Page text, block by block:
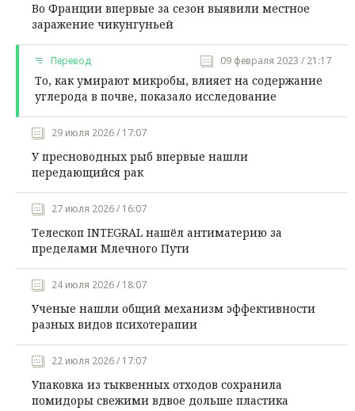
Во Франции впервые за сезон выявили местное
заражение чикунгуньей
Перевод 09 февраля 2023 / 21:17
То, как умирают микробы, влияет на содержание
углерода в почве, показало исследование
29 июля 2026 / 17:07
У пресноводных рыб впервые нашли
передающийся рак
27 июля 2026 / 16:07
Телескоп INTEGRAL нашёл антиматерию за
пределами Млечного Пути
24 июля 2026 / 18:07
Ученые нашли общий механизм эффективности
разных видов психотерапии
22 июля 2026 / 17:07
Упаковка из тыквенных отходов сохранила
помидоры свежими вдвое дольше пластика